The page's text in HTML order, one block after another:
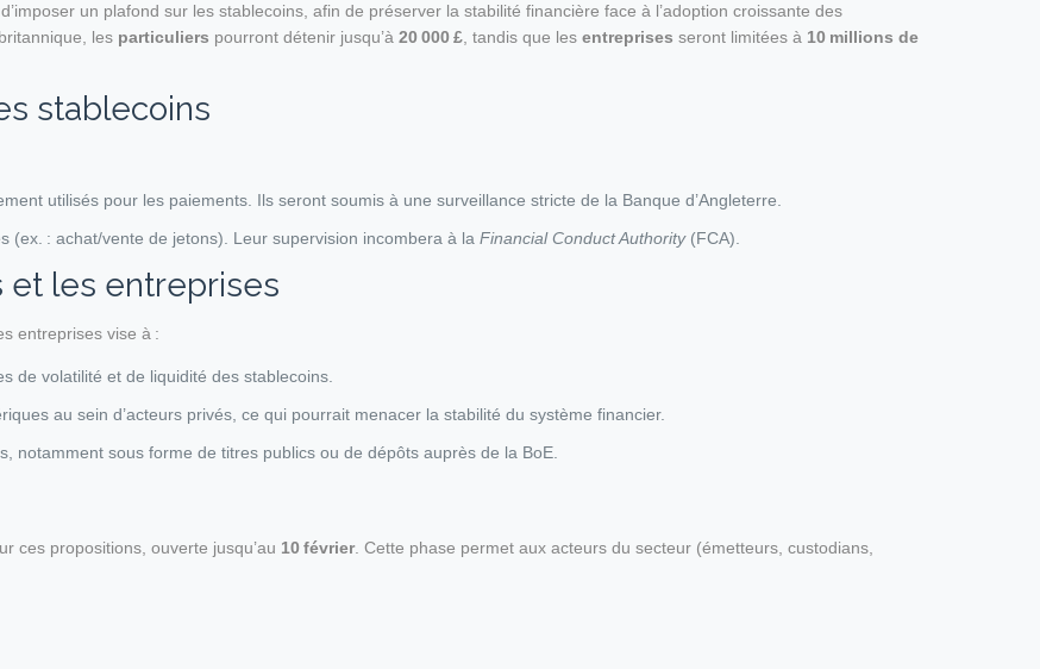
un plafond sur les stablecoins, afin de préserver la stabilité financière face à l’adoption croissante des
les particuliers pourront détenir jusqu’à20 000 £ , tandis que lesentreprises seront limitées à 10 millions de
stablecoins
utilisés pour les paiements. Ils seront soumis à une surveillance stricte de la Banque d’Angleterre.
(ex. : achat/vente de jetons). Leur supervision incombera à laFinancial Conduct Authority(FCA).
et les entreprises
entreprises vise à :
de volatilité et de liquidité des stablecoins.
au sein d’acteurs privés, ce qui pourrait menacer la stabilité du système financier.
notamment sous forme de titres publics ou de dépôts auprès de la BoE.
ces propositions, ouverte jusqu’au 10 février. Cette phase permet aux acteurs du secteur (émetteurs, custodians,